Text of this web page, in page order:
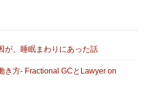
が、睡眠まわりにあった話
き方- Fractional GCとLawyer on